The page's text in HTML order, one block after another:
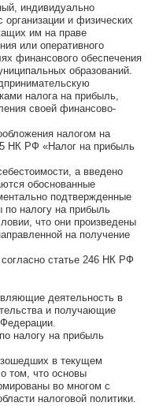
индивидуально
и физических
им на праве
или оперативного
финансового обеспечения
образований.
налога на прибыль,
своей финансово-
налогом на
НК РФ «Налог на прибыль
а введено
обоснованные
подтвержденные
по налогу на прибыль
что они произведены
на получение
статье 246 НК РФ
деятельность в
и получающие
налогу на прибыль
в текущем
том, что основы
во многом с
налоговой политики.